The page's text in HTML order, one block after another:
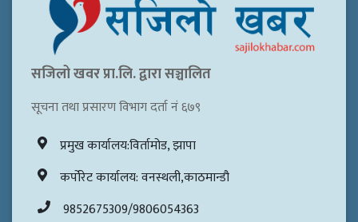
सजिलो खवर प्रा.लि. द्वारा सञ्चालित
सूचना तथा प्रसारण विभाग दर्ता नं ६७९
प्रमुख कार्यालय:विर्तामोड, झापा
कर्पोरेट कार्यालय: वनस्थली,काठमान्डौ
9852675309/9806054363